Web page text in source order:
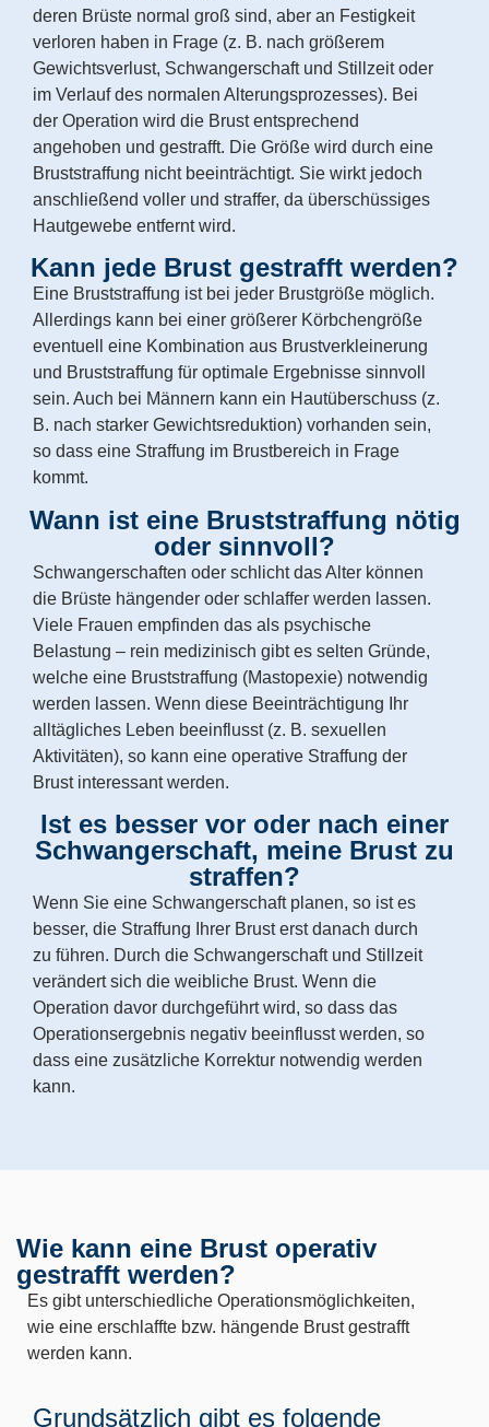
deren Brüste normal groß sind, aber an Festigkeit
verloren haben in Frage (z. B. nach größerem
Gewichtsverlust, Schwangerschaft und Stillzeit oder
im Verlauf des normalen Alterungsprozesses). Bei
der Operation wird die Brust entsprechend
angehoben und gestrafft. Die Größe wird durch eine
Bruststraffung nicht beeinträchtigt. Sie wirkt jedoch
anschließend voller und straffer, da überschüssiges
Hautgewebe entfernt wird.
Kann jede Brust gestrafft werden?
Eine Bruststraffung ist bei jeder Brustgröße möglich.
Allerdings kann bei einer größerer Körbchengröße
eventuell eine Kombination aus Brustverkleinerung
und Bruststraffung für optimale Ergebnisse sinnvoll
sein. Auch bei Männern kann ein Hautüberschuss (z.
B. nach starker Gewichtsreduktion) vorhanden sein,
so dass eine Straffung im Brustbereich in Frage
kommt.
Wann ist eine Bruststraffung nötig
oder sinnvoll?
Schwangerschaften oder schlicht das Alter können
die Brüste hängender oder schlaffer werden lassen.
Viele Frauen empfinden das als psychische
Belastung – rein medizinisch gibt es selten Gründe,
welche eine Bruststraffung (Mastopexie) notwendig
werden lassen. Wenn diese Beeinträchtigung Ihr
alltägliches Leben beeinflusst (z. B. sexuellen
Aktivitäten), so kann eine operative Straffung der
Brust interessant werden.
Ist es besser vor oder nach einer
Schwangerschaft, meine Brust zu
straffen?
Wenn Sie eine Schwangerschaft planen, so ist es
besser, die Straffung Ihrer Brust erst danach durch
zu führen. Durch die Schwangerschaft und Stillzeit
verändert sich die weibliche Brust. Wenn die
Operation davor durchgeführt wird, so dass das
Operationsergebnis negativ beeinflusst werden, so
dass eine zusätzliche Korrektur notwendig werden
kann.
Wie kann eine Brust operativ
gestrafft werden?
Es gibt unterschiedliche Operationsmöglichkeiten,
wie eine erschlaffte bzw. hängende Brust gestrafft
werden kann.
Grundsätzlich gibt es folgende